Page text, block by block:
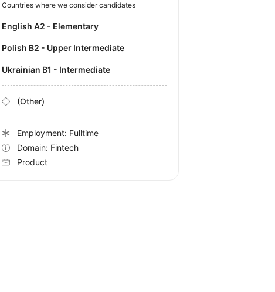
Countries where we consider candidates
English A2 - Elementary
Polish B2 - Upper Intermediate
Ukrainian B1 - Intermediate
(Other)
Employment: Fulltime
Domain: Fintech
Product